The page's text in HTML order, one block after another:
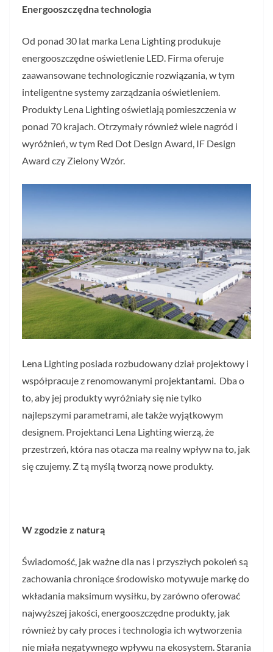
Energooszczędna technologia
Od ponad 30 lat marka Lena Lighting produkuje
energooszczędne oświetlenie LED. Firma oferuje
zaawansowane technologicznie rozwiązania, w tym
inteligentne systemy zarządzania oświetleniem.
Produkty Lena Lighting oświetlają pomieszczenia w
ponad 70 krajach. Otrzymały również wiele nagród i
wyróżnień, w tym Red Dot Design Award, IF Design
Award czy Zielony Wzór.
Lena Lighting posiada rozbudowany dział projektowy i
współpracuje z renomowanymi projektantami. Dba o
to, aby jej produkty wyróżniały się nie tylko
najlepszymi parametrami, ale także wyjątkowym
designem. Projektanci Lena Lighting wierzą, że
przestrzeń, która nas otacza ma realny wpływ na to, jak
się czujemy. Z tą myślą tworzą nowe produkty.
W zgodzie z naturą
Świadomość, jak ważne dla nas i przyszłych pokoleń są
zachowania chroniące środowisko motywuje markę do
wkładania maksimum wysiłku, by zarówno oferować
najwyższej jakości, energooszczędne produkty, jak
również by cały proces i technologia ich wytworzenia
nie miała negatywnego wpływu na ekosystem. Starania